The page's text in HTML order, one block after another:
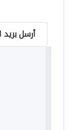
أرسل بريد